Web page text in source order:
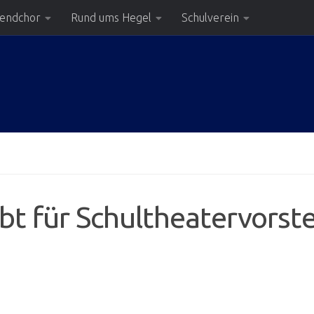
Rund ums Hegel Schulverein
für